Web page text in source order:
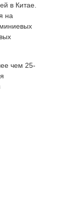
в Китае.
на
чем 25-